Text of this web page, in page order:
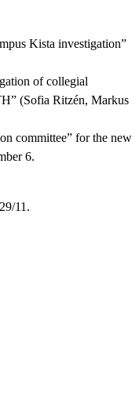
Kista investigation”
of collegial
(Sofia Ritzén, Markus
committee” for the new
6.
11.